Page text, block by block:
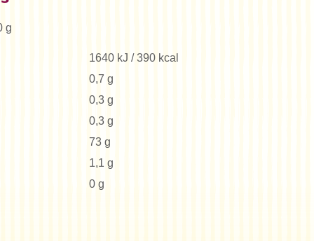
g
1640 kJ / 390 kcal
0,7 g
0,3 g
0,3 g
73 g
1,1 g
0 g